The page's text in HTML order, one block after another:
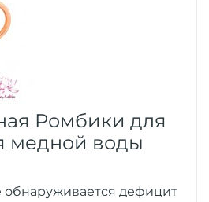
Ромбики для
медной воды
обнаруживается дефицит